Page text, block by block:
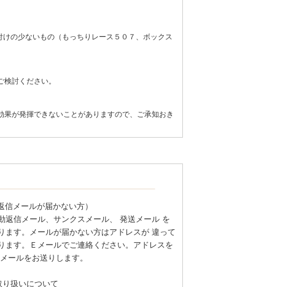
の少ないもの（ もっちりレース５０７ 、 ボックス
検討ください。
が発揮できないことがありますので、ご承知おき
信メールが届かない方）
返信メール、サンクスメール、 発送メール を
ます。メールが届かない方はアドレスが 違って
ます。Ｅメールでご連絡ください。アドレスを
ールをお送りします。
扱いについて